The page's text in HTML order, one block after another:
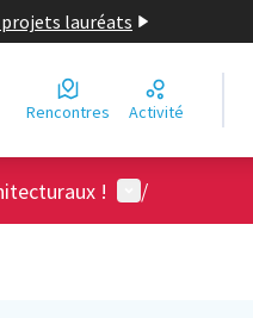
projets lauréats
Rencontres Activité
! Menu utilisateur
/